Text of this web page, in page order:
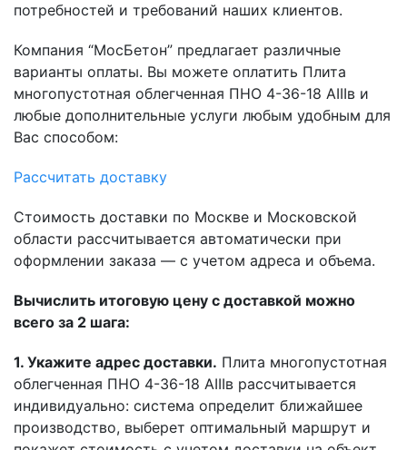
потребностей и требований наших клиентов.
Компания “МосБетон” предлагает различные
варианты оплаты. Вы можете оплатить Плита
многопустотная облегченная ПНО 4-36-18 АIIIв и
любые дополнительные услуги любым удобным для
Вас способом:
Рассчитать доставку
Стоимость доставки по Москве и Московской
области рассчитывается автоматически при
оформлении заказа — с учетом адреса и объема.
Вычислить итоговую цену с доставкой можно
всего за 2 шага:
1. Укажите адрес доставки. Плита многопустотная
облегченная ПНО 4-36-18 АIIIв рассчитывается
индивидуально: система определит ближайшее
производство, выберет оптимальный маршрут и